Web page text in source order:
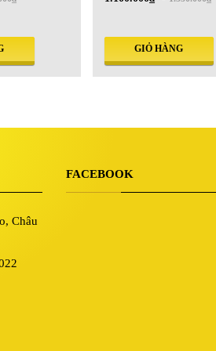
GIỎ HÀNG
Châu
FACEBOOK